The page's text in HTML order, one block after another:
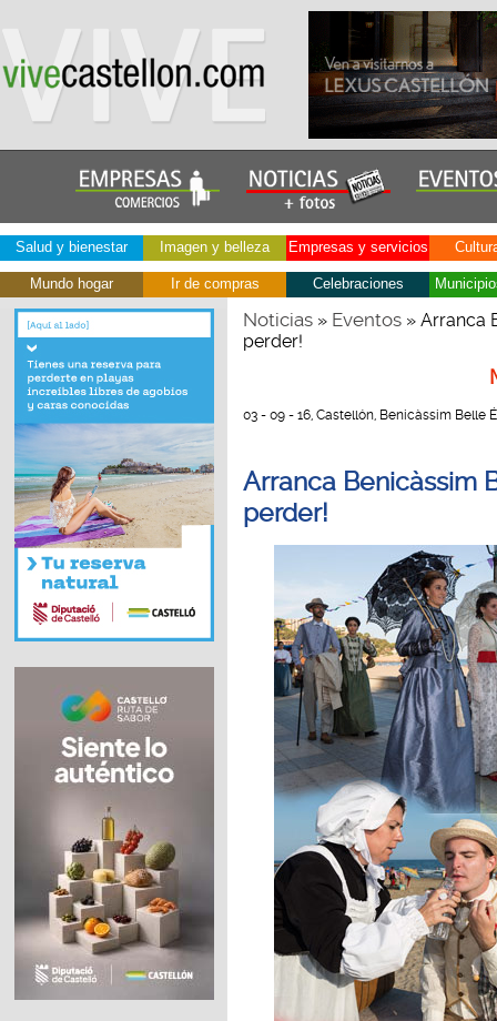
Salud y bienestar Imagen y belleza Empresas y servicios
Mundo hogar Ir de compras Celebraciones
Noticias» Eventos» Arranca
perder!
03 - 09 - 16, Castellón, Benicàssim Belle
Arranca Benicàssim
perder!